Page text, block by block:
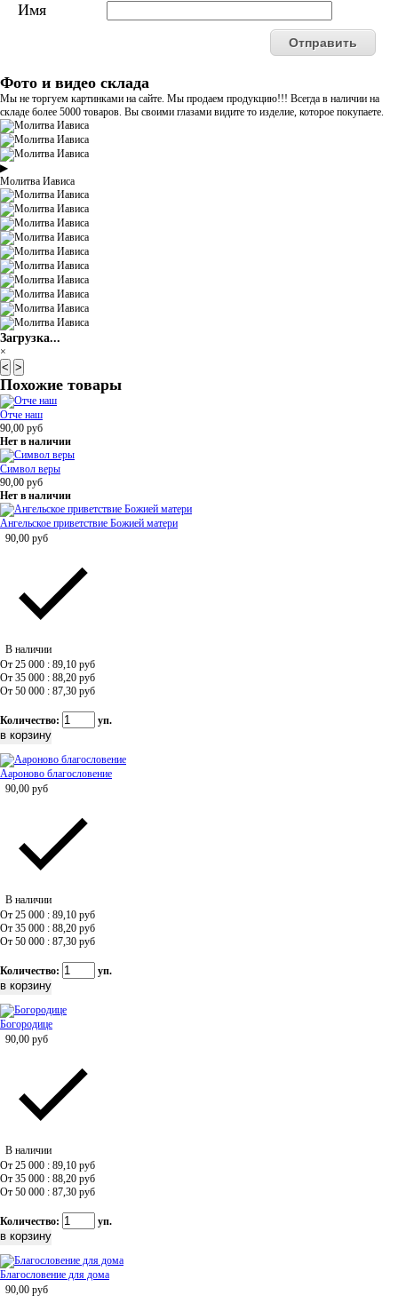
Имя
Фото и видео склада
Мы не торгуем картинками на сайте. Мы продаем продукцию!!! Всегда в наличии на
складе более 5000 товаров. Вы своими глазами видите то изделие, которое покупаете.
▶
Молитва Иависа
Загрузка...
×
< >
Похожие товары
Отче наш
90,00 руб
Нет в наличии
Символ веры
90,00 руб
Нет в наличии
Ангельское приветствие Божией матери
90,00 руб
В наличии
От 25 000 : 89,10 руб
От 35 000 : 88,20 руб
От 50 000 : 87,30 руб
Количество: уп.
Аароново благословение
90,00 руб
В наличии
От 25 000 : 89,10 руб
От 35 000 : 88,20 руб
От 50 000 : 87,30 руб
Количество: уп.
Богородице
90,00 руб
В наличии
От 25 000 : 89,10 руб
От 35 000 : 88,20 руб
От 50 000 : 87,30 руб
Количество: уп.
Благословение для дома
90,00 руб